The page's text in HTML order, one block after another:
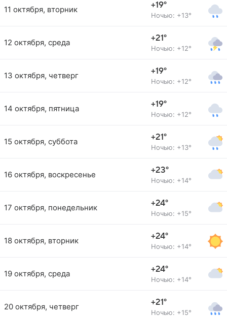
11 октября, вторник +19°
Ночью: +13°
12 октября, среда +21°
Ночью: +12°
13 октября, четверг +19°
Ночью: +12°
14 октября, пятница +19°
Ночью: +12°
15 октября, суббота +21°
Ночью: +13°
16 октября, воскресенье +23°
Ночью: +14°
17 октября, понедельник +24°
Ночью: +15°
18 октября, вторник +24°
Ночью: +14°
19 октября, среда +24°
Ночью: +14°
20 октября, четверг +21°
Ночью: +15°